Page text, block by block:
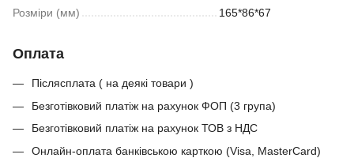
Розміри (мм) 165*86*67
Оплата
Післясплата ( на деякі товари )
Безготівковий платіж на рахунок ФОП (3 група)
Безготівковий платіж на рахунок ТОВ з НДС
Онлайн-оплата банківською карткою (Visa, MasterCard)